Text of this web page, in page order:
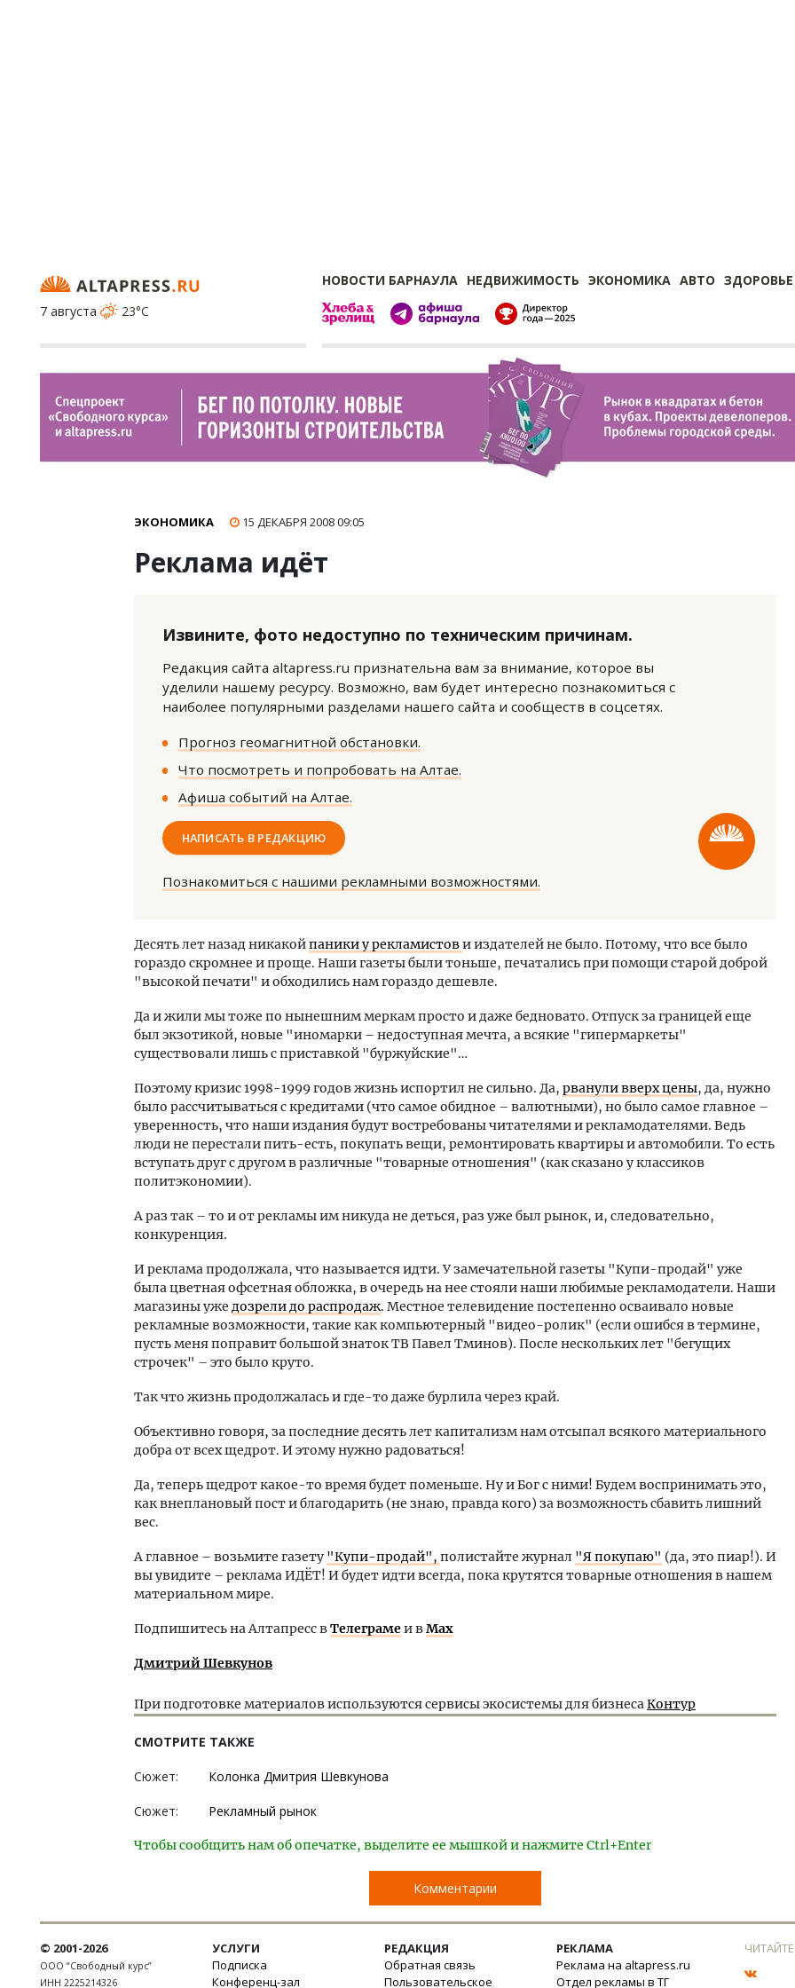
НОВОСТИ БАРНАУЛА НЕДВИЖИМОСТЬ ЭКОНОМИКА АВТО ЗДОРОВЬЕ
7 августа
23°C
ЭКОНОМИКА 15 ДЕКАБРЯ 200809:05
Реклама идёт
Извините, фото недоступно по техническим причинам.
Редакция сайта altapress.ru признательна вам за внимание, которое вы
уделили нашему ресурсу. Возможно, вам будет интересно познакомиться с
наиболее популярными разделами нашего сайта и сообществ в соцсетях.
Прогноз геомагнитной обстановки.
Что посмотреть и попробовать на Алтае.
Афиша событий на Алтае.
НАПИСАТЬ В РЕДАКЦИЮ
Познакомиться с нашими рекламными возможностями.
Десять лет назад никакойпаники у рекламистови издателей не было. Потому, что все было
гораздо скромнее и проще. Наши газеты были тоньше, печатались при помощи старой доброй
"высокой печати" и обходились нам гораздо дешевле.
Да и жили мы тоже по нынешним меркам просто и даже бедновато. Отпуск за границей еще
был экзотикой, новые "иномарки – недоступная мечта, а всякие "гипермаркеты"
существовали лишь с приставкой "буржуйские"…
Поэтому кризис 1998-1999 годов жизнь испортил не сильно. Да, рванули вверх цены, да, нужно
было рассчитываться с кредитами (что самое обидное – валютными), но было самое главное –
уверенность, что наши издания будут востребованы читателями и рекламодателями. Ведь
люди не перестали пить-есть, покупать вещи, ремонтировать квартиры и автомобили. То есть
вступать друг с другом в различные "товарные отношения" (как сказано у классиков
политэкономии).
А раз так – то и от рекламы им никуда не деться, раз уже был рынок, и, следовательно,
конкуренция.
И реклама продолжала, что называется идти. У замечательной газеты "Купи-продай" уже
была цветная офсетная обложка, в очередь на нее стояли наши любимые рекламодатели. Наши
магазины уже дозрели до распродаж. Местное телевидение постепенно осваивало новые
рекламные возможности, такие как компьютерный "видео-ролик" (если ошибся в термине,
пусть меня поправит большой знаток ТВ Павел Тминов). После нескольких лет "бегущих
строчек" – это было круто.
Так что жизнь продолжалась и где-то даже бурлила через край.
Объективно говоря, за последние десять лет капитализм нам отсыпал всякого материального
добра от всех щедрот. И этому нужно радоваться!
Да, теперь щедрот какое-то время будет поменьше. Ну и Бог с ними! Будем воспринимать это,
как внеплановый пост и благодарить (не знаю, правда кого) за возможность сбавить лишний
вес.
А главное – возьмите газету "Купи-продай", полистайте журнал "Я покупаю" (да, это пиар!). И
вы увидите – реклама ИДЁТ! И будет идти всегда, пока крутятся товарные отношения в нашем
материальном мире.
Подпишитесь на Алтапресс вТелеграмеи вMax
Дмитрий Шевкунов
При подготовке материалов используются сервисы экосистемы для бизнесаКонтур
СМОТРИТЕ ТАКЖЕ
Сюжет: Колонка Дмитрия Шевкунова
Сюжет: Рекламный рынок
Чтобы сообщить нам об опечатке, выделите ее мышкой и нажмите Ctrl+Enter
Комментарии
Ищем новые берега. Гендиректор
«Жилищной инициативы» Юрий
Гатилов — о том, как девелоперу
штормит
СТРОИТЕЛЬСТВО
Смелость архитектурных
Генеральный директор
СТРОИТЕЛЬСТВО
© 2001-2026
ООО “Свободный курс”
ИНН 2225214326
УСЛУГИ
Подписка
Конференц-зал
РЕДАКЦИЯ
Обратная связь
Пользовательское
РЕКЛАМА
Реклама на altapress.ru
Отдел рекламы в ТГ